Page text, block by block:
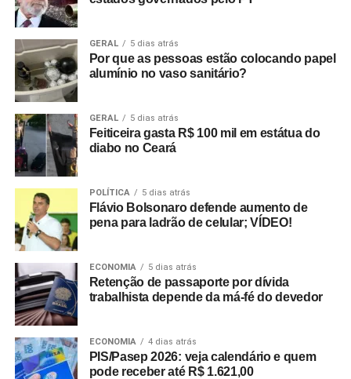
GERAL 5 dias atrás
Por que as pessoas estão colocando papel
alumínio no vaso sanitário?
GERAL 5 dias atrás
Feiticeira gasta R$ 100 mil em estátua do
diabo no Ceará
POLÍTICA 5 dias atrás
Flávio Bolsonaro defende aumento de
pena para ladrão de celular; VÍDEO!
ECONOMIA 5 dias atrás
Retenção de passaporte por dívida
trabalhista depende da má-fé do devedor
ECONOMIA 4 dias atrás
PIS/Pasep 2026: veja calendário e quem
pode receber até R$ 1.621,00